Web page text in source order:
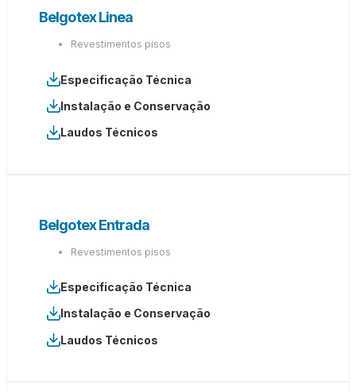
Belgotex Linea
Revestimentos pisos
Especificação Técnica
Instalação e Conservação
Laudos Técnicos
Belgotex Entrada
Revestimentos pisos
Especificação Técnica
Instalação e Conservação
Laudos Técnicos